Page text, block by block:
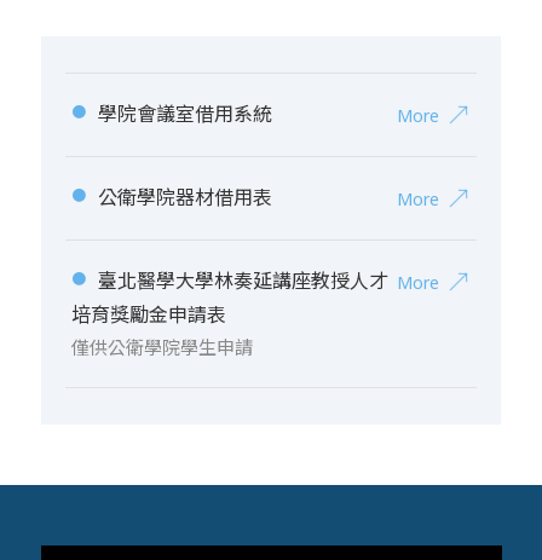
2026-06-02
【研究亮點】水廠合格就安全？公衛系胡景堯教
2026-06-01
學院公告
(轉知)「115年推動善終三法徵文活動」及「115
2026台美衛生福利政策研討會
2026-05-14
● 學院會議室借用系統 More
● 公衛學院器材借用表 More
●
臺北醫學大學林奏延講座教授人才
培育獎勵金申請表
More
僅供公衛學院學生申請